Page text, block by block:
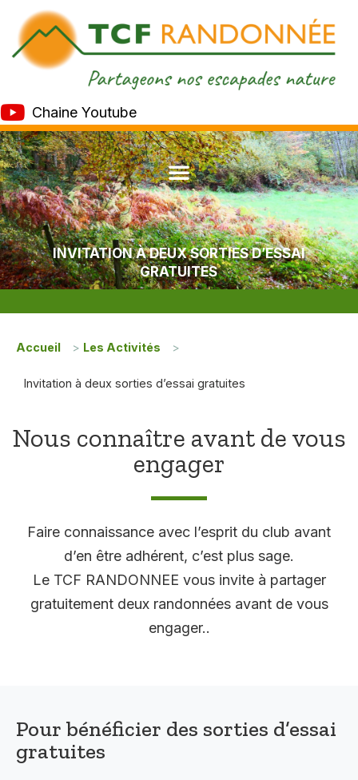
Chaine Youtube
INVITATION À DEUX SORTIES D’ESSAI
GRATUITES
Accueil > Les Activités >
Invitation à deux sorties d’essai gratuites
Nous connaître avant de vous
engager
Faire connaissance avec l’esprit du club avant
d’en être adhérent, c’est plus sage.
Le TCF RANDONNEE vous invite à partager
gratuitement deux randonnées avant de vous
engager..
Pour bénéficier des sorties d’essai
gratuites